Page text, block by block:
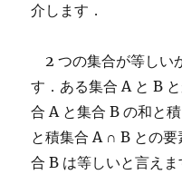
介します．
2 つの集合が等しい
す．ある集合 A と B
合 A と集合 B の和と
と積集合 A ∩ B との
合 B は等しいと言えま